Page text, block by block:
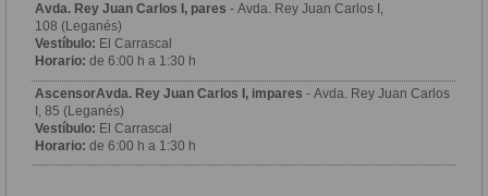
Avda. Rey Juan Carlos I, pares - Avda. Rey Juan Carlos I,
108 (Leganés)
Vestíbulo: El Carrascal
Horario: de 6:00 h a 1:30 h
AscensorAvda. Rey Juan Carlos I, impares - Avda. Rey Juan Carlos
I, 85 (Leganés)
Vestíbulo: El Carrascal
Horario: de 6:00 h a 1:30 h